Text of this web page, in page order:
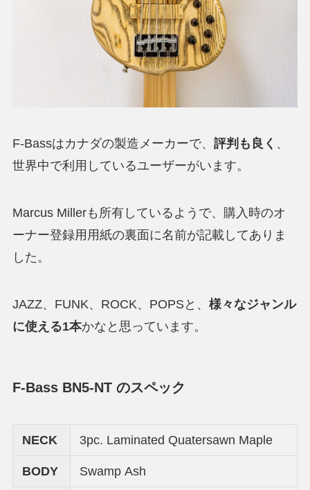
F-Bassはカナダの製造メーカーで、 評判も良く 、
世界中で利用しているユーザーがいます。
Marcus Millerも所有しているようで、購入時のオ
ーナー登録用用紙の裏面に名前が記載してありま
した。
JAZZ、FUNK、ROCK、POPSと、 様々なジャンル
に使える1本かなと思っています。
F-Bass BN5-NT のスペック
NECK 3pc. Laminated Quatersawn Maple
BODY Swamp Ash